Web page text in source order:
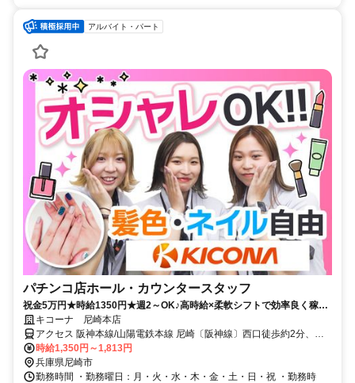
アルバイト・パート
パチンコ店ホール・カウンタースタッフ
祝金5万円★時給1350円★週2～OK♪高時給×柔軟シフトで効率良く稼ご
♪ネイル・髪色自由★
キコーナ 尼崎本店
アクセス 阪神本線/山陽電鉄本線 尼崎〔阪神線〕西口徒歩約2分、阪
神本線/山陽電鉄本線 出屋敷東出口(北)徒歩約13分、阪神本線/山陽電
鉄本線 大物北出口徒歩約16分 阪神尼崎駅西口から北方面にある尼崎
中央商店街入口すぐ
時給1,350円～1,813円
兵庫県尼崎市
勤務時間 ・勤務曜日：月・火・水・木・金・土・日・祝 ・勤務時